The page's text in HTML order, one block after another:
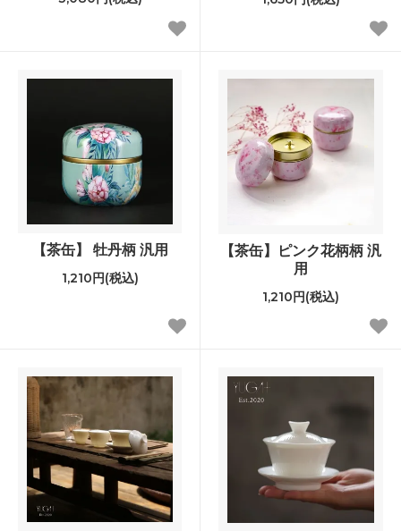
【茶缶】 牡丹柄 汎用
1,210円(税込)
【茶缶】ピンク花柄柄 汎
用
1,210円(税込)